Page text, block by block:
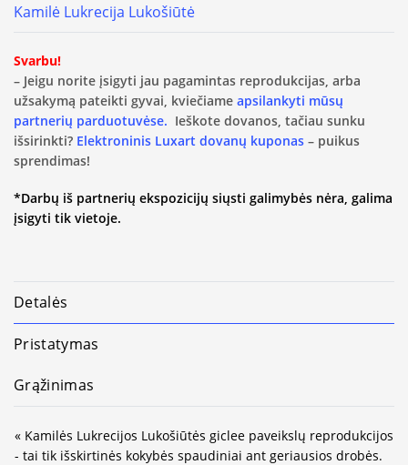
Kamilė Lukrecija Lukošiūtė
Svarbu!
– Jeigu norite įsigyti jau pagamintas reprodukcijas, arba
užsakymą pateikti gyvai, kviečiame apsilankyti mūsų
partnerių parduotuvėse. Ieškote dovanos, tačiau sunku
išsirinkti? Elektroninis Luxart dovanų kuponas – puikus
sprendimas!
*Darbų iš partnerių ekspozicijų siųsti galimybės nėra, galima
įsigyti tik vietoje.
Detalės
Pristatymas
Grąžinimas
« Kamilės Lukrecijos Lukošiūtės giclee paveikslų reprodukcijos
- tai tik išskirtinės kokybės spaudiniai ant geriausios drobės.